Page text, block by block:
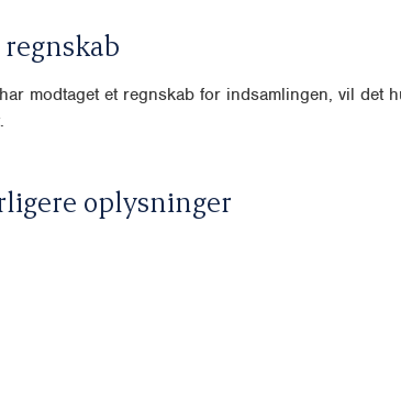
modtaget et regnskab for indsamlingen, vil det
oplysninger